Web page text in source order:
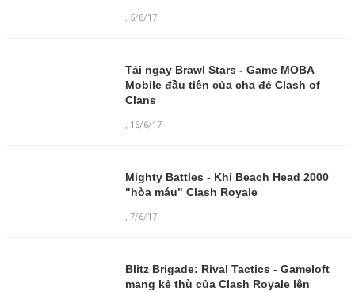
, 5/8/17
Tải ngay Brawl Stars - Game MOBA
Mobile đầu tiên của cha đẻ Clash of
Clans
, 16/6/17
Mighty Battles - Khi Beach Head 2000
"hòa máu" Clash Royale
,7/6/17
Blitz Brigade: Rival Tactics - Gameloft
mang kẻ thù của Clash Royale lên